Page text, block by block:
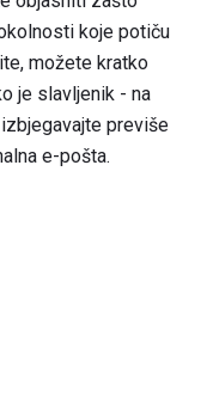
koje potiču
možete kratko
je slavljenik - na
previše
e-pošta.